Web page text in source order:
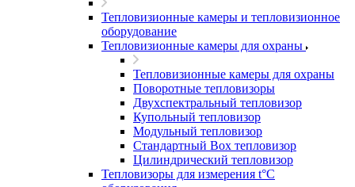
Тепловизионные камеры и тепловизионное
оборудование
Тепловизионные камеры для охраны
Тепловизионные камеры для охраны
Поворотные тепловизоры
Двухспектральный тепловизор
Купольный тепловизор
Модульный тепловизор
Стандартный Box тепловизор
Цилиндрический тепловизор
Тепловизоры для измерения t°С